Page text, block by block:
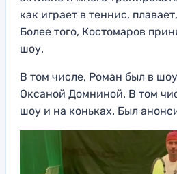
как играет в теннис,
Более того, Костомаров
шоу.
В том числе, Роман был в
Оксаной Домниной. В том
шоу и на коньках. Был